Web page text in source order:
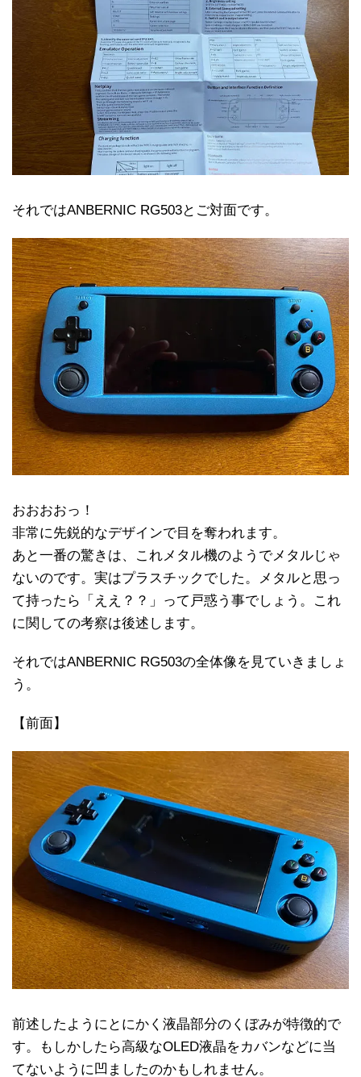
それではANBERNIC RG503とご対面です。
おおおおっ！
非常に先鋭的なデザインで目を奪われます。
あと一番の驚きは、これメタル機のようでメタルじゃ
ないのです。実はプラスチックでした。メタルと思っ
て持ったら「ええ？？」って戸惑う事でしょう。これ
に関しての考察は後述します。
それではANBERNIC RG503の全体像を見ていきましょ
う。
【前面】
前述したようにとにかく液晶部分のくぼみが特徴的で
す。もしかしたら高級なOLED液晶をカバンなどに当
てないように凹ましたのかもしれません。